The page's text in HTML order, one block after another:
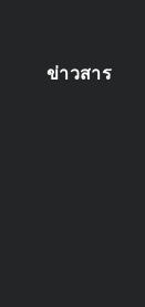
ข่าวสาร